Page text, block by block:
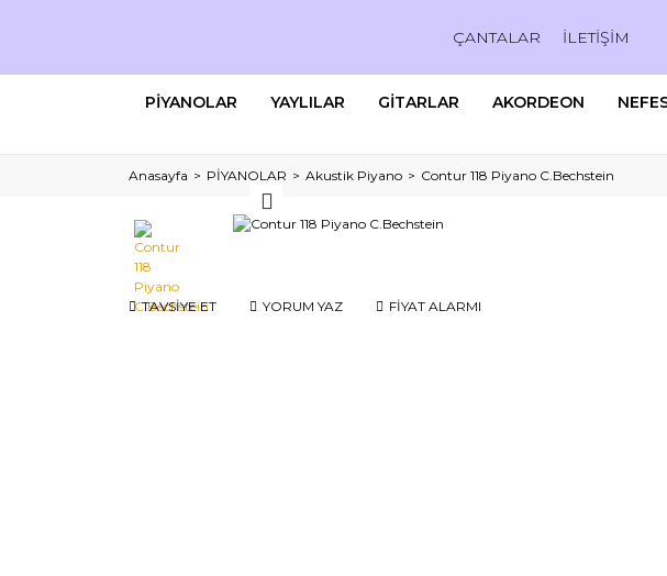
ÇANTALAR İLETİŞİM
PİYANOLAR YAYLILAR GİTARLAR AKORDEON
Anasayfa PİYANOLAR Akustik Piyano Contur 118 Piyano C.Bechstein
TAVSİYE ET YORUM YAZ FİYAT ALARMI